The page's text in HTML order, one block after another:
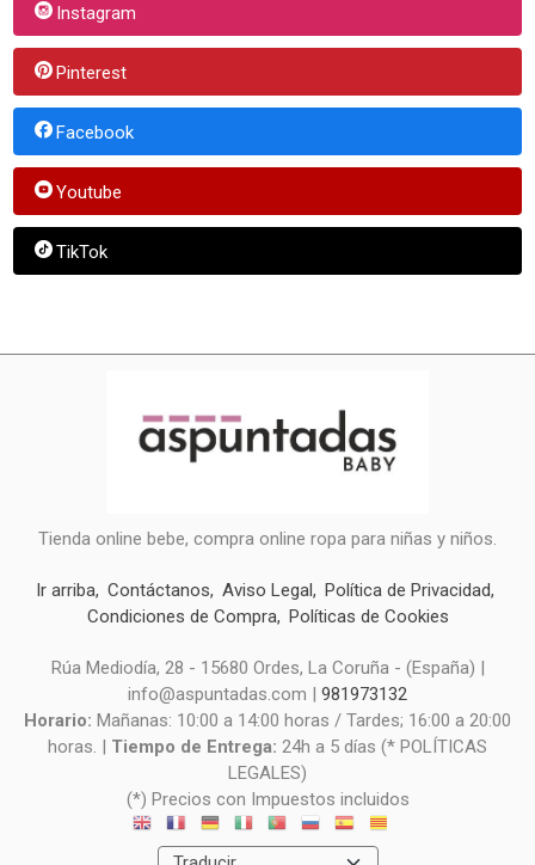
Instagram
Pinterest
Facebook
Youtube
TikTok
Tienda online bebe, compra online ropa para niñas y niños.
Ir arriba Contáctanos Aviso Legal
Política de Privacidad
Condiciones de Compra Políticas de Cookies
Rúa Mediodía, 28 - 15680 Ordes, La Coruña - (España) |
info@aspuntadas.com | 981973132
Horario: Mañanas: 10:00 a 14:00 horas / Tardes; 16:00 a 20:00
horas. | Tiempo de Entrega: 24h a 5 días (* POLÍTICAS
LEGALES)
(*) Precios con Impuestos incluidos